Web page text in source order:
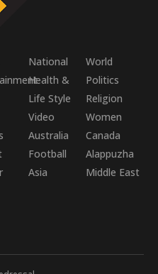
National
World
Health &
Life Style
Politics
Religion
Video
Women
Australia
Canada
Football
Alappuzha
Asia
Middle East